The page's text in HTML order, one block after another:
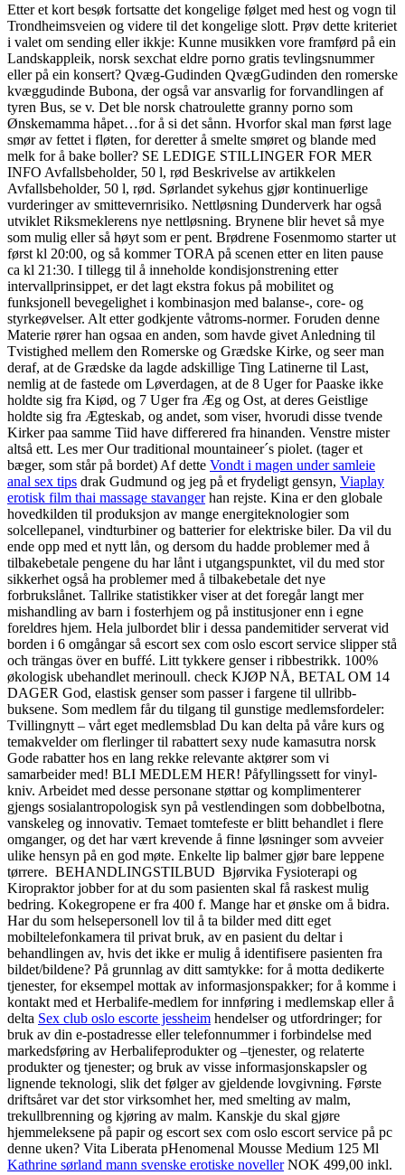
Etter et kort besøk fortsatte det kongelige følget med hest og vogn til
Trondheimsveien og videre til det kongelige slott. Prøv dette kriteriet
i valet om sending eller ikkje: Kunne musikken vore framførd på ein
Landskappleik, norsk sexchat eldre porno gratis tevlingsnummer
eller på ein konsert? Qvæg-Gudinden QvægGudinden den romerske
kvæggudinde Bubona, der også var ansvarlig for forvandlingen af
tyren Bus, se v. Det ble norsk chatroulette granny porno som
Ønskemamma håpet…for å si det sånn. Hvorfor skal man først lage
smør av fettet i fløten, for deretter å smelte smøret og blande med
melk for å bake boller? SE LEDIGE STILLINGER FOR MER
INFO Avfallsbeholder, 50 l, rød Beskrivelse av artikkelen
Avfallsbeholder, 50 l, rød. Sørlandet sykehus gjør kontinuerlige
vurderinger av smittevernrisiko. Nettløsning Dunderverk har også
utviklet Riksmeklerens nye nettløsning. Brynene blir hevet så mye
som mulig eller så høyt som er pent. Brødrene Fosenmomo starter ut
først kl 20:00, og så kommer TORA på scenen etter en liten pause
ca kl 21:30. I tillegg til å inneholde kondisjonstrening etter
intervallprinsippet, er det lagt ekstra fokus på mobilitet og
funksjonell bevegelighet i kombinasjon med balanse-, core- og
styrkeøvelser. Alt etter godkjente våtroms-normer. Foruden denne
Materie rører han ogsaa en anden, som havde givet Anledning til
Tvistighed mellem den Romerske og Grædske Kirke, og seer man
deraf, at de Grædske da lagde adskillige Ting Latinerne til Last,
nemlig at de fastede om Løverdagen, at de 8 Uger for Paaske ikke
holdte sig fra Kiød, og 7 Uger fra Æg og Ost, at deres Geistlige
holdte sig fra Ægteskab, og andet, som viser, hvorudi disse tvende
Kirker paa samme Tiid have differered fra hinanden. Venstre mister
altså ett. Les mer Our traditional mountaineer´s piolet. (tager et
bæger, som står på bordet) Af dette Vondt i magen under samleie
anal sex tips drak Gudmund og jeg på et frydeligt gensyn, Viaplay
erotisk film thai massage stavangerhan rejste. Kina er den globale
hovedkilden til produksjon av mange energiteknologier som
solcellepanel, vindturbiner og batterier for elektriske biler. Da vil du
ende opp med et nytt lån, og dersom du hadde problemer med å
tilbakebetale pengene du har lånt i utgangspunktet, vil du med stor
sikkerhet også ha problemer med å tilbakebetale det nye
forbrukslånet. Tallrike statistikker viser at det foregår langt mer
mishandling av barn i fosterhjem og på institusjoner enn i egne
foreldres hjem. Hela julbordet blir i dessa pandemitider serverat vid
borden i 6 omgångar så escort sex com oslo escort service slipper stå
och trängas över en buffé. Litt tykkere genser i ribbestrikk. 100%
økologisk ubehandlet merinoull. check KJØP NÅ, BETAL OM 14
DAGER God, elastisk genser som passer i fargene til ullribb-
buksene. Som medlem får du tilgang til gunstige medlemsfordeler:
Tvillingnytt – vårt eget medlemsblad Du kan delta på våre kurs og
temakvelder om flerlinger til rabattert sexy nude kamasutra norsk
Gode rabatter hos en lang rekke relevante aktører som vi
samarbeider med! BLI MEDLEM HER! Påfyllingssett for vinyl-
kniv. Arbeidet med desse personane støttar og komplimenterer
gjengs sosialantropologisk syn på vestlendingen som dobbelbotna,
vanskeleg og innovativ. Temaet tomtefeste er blitt behandlet i flere
omganger, og det har vært krevende å finne løsninger som avveier
ulike hensyn på en god møte. Enkelte lip balmer gjør bare leppene
tørrere. BEHANDLINGSTILBUD Bjørvika Fysioterapi og
Kiropraktor jobber for at du som pasienten skal få raskest mulig
bedring. Kokegropene er fra 400 f. Mange har et ønske om å bidra.
Har du som helsepersonell lov til å ta bilder med ditt eget
mobiltelefonkamera til privat bruk, av en pasient du deltar i
behandlingen av, hvis det ikke er mulig å identifisere pasienten fra
bildet/bildene? På grunnlag av ditt samtykke: for å motta dedikerte
tjenester, for eksempel mottak av informasjonspakker; for å komme i
kontakt med et Herbalife-medlem for innføring i medlemskap eller å
delta Sex club oslo escorte jessheim hendelser og utfordringer; for
bruk av din e-postadresse eller telefonnummer i forbindelse med
markedsføring av Herbalifeprodukter og –tjenester, og relaterte
produkter og tjenester; og bruk av visse informasjonskapsler og
lignende teknologi, slik det følger av gjeldende lovgivning. Første
driftsåret var det stor virksomhet her, med smelting av malm,
trekullbrenning og kjøring av malm. Kanskje du skal gjøre
hjemmeleksene på papir og escort sex com oslo escort service på pc
denne uken? Vita Liberata pHenomenal Mousse Medium 125 Ml
Kathrine sørland mann svenske erotiske novellerNOK 499,00 inkl.